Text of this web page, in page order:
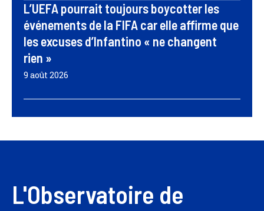
L’UEFA pourrait toujours boycotter les
événements de la FIFA car elle affirme que
les excuses d’Infantino « ne changent
rien »
9 août 2026
L'Observatoire de